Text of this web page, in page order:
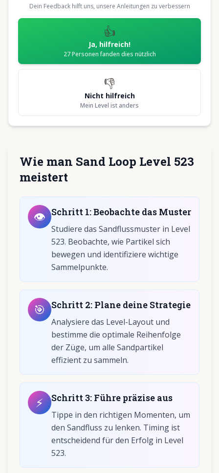
Dein Feedback hilft uns, unsere Anleitungen zu verbessern
👍
Ja, hilfreich!
27 Personen fanden dies nützlich
👎
Nicht hilfreich
Mein Level ist anders
Wie man Sand Loop Level 523
meistert
👁️ Schritt 1:Beobachte das Muster
Studiere das Sandflussmuster in Level
523. Beobachte, wie Partikel sich
bewegen und identifiziere wichtige
Sammelpunkte.
🎯 Schritt 2: Plane deine Strategie
Analysiere das Level-Layout und
bestimme die optimale Reihenfolge
der Züge, um alle Sandpartikel
effizient zu sammeln.
⚡ Schritt3: Führe präzise aus
Tippe in den richtigen Momenten, um
den Sandfluss zu lenken. Timing ist
entscheidend für den Erfolg in Level
523.